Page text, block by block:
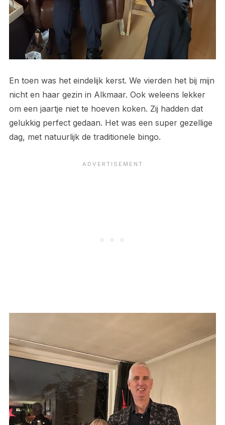
En toen was het eindelijk kerst. We vierden het bij mijn
nicht en haar gezin in Alkmaar. Ook weleens lekker
om een jaartje niet te hoeven koken. Zij hadden dat
gelukkig perfect gedaan. Het was een super gezellige
dag, met natuurlijk de traditionele bingo.